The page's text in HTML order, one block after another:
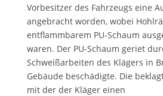
Vorbesitzer des Fahrzeugs eine
angebracht worden, wobei
entflammbarem PU-Schaum
waren. Der PU-Schaum geriet
Schweißarbeiten des Klägers in
Gebäude beschädigte. Die
mit der der Kläger einen